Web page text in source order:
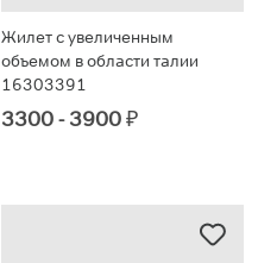
Жилет с увеличенным
объемом в области талии
16303391
3300 - 3900₽